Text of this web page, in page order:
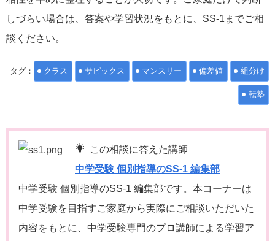
しづらい場合は、答案や学習状況をもとに、SS-1までご相
談ください。
タグ： クラス サピックス マンスリー 偏差値 組分け
転塾
この相談に答えた講師
中学受験 個別指導のSS-1 編集部
中学受験 個別指導のSS-1 編集部です。本コーナーは
中学受験を目指すご家庭から実際にご相談いただいた
内容をもとに、中学受験専門のプロ講師による学習ア